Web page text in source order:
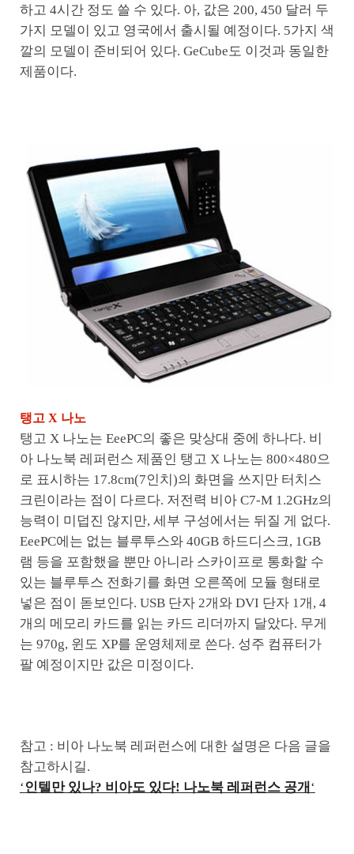
하고 4시간 정도 쓸 수 있다. 아, 값은 200, 450 달러 두
가지 모델이 있고 영국에서 출시될 예정이다. 5가지 색
깔의 모델이 준비되어 있다. GeCube도 이것과 동일한
제품이다.
탱고 X 나노
탱고 X 나노는 EeePC의 좋은 맞상대 중에 하나다. 비
아 나노북 레퍼런스 제품인 탱고 X 나노는 800×480으
로 표시하는 17.8cm(7인치)의 화면을 쓰지만 터치스
크린이라는 점이 다르다. 저전력 비아 C7-M 1.2GHz의
능력이 미덥진 않지만, 세부 구성에서는 뒤질 게 없다.
EeePC에는 없는 블루투스와 40GB 하드디스크, 1GB
램 등을 포함했을 뿐만 아니라 스카이프로 통화할 수
있는 블루투스 전화기를 화면 오른쪽에 모듈 형태로
넣은 점이 돋보인다. USB 단자 2개와 DVI 단자 1개, 4
개의 메모리 카드를 읽는 카드 리더까지 달았다. 무게
는 970g, 윈도 XP를 운영체제로 쓴다. 성주 컴퓨터가
팔 예정이지만 값은 미정이다.
참고 : 비아 나노북 레퍼런스에 대한 설명은 다음 글을
참고하시길.
‘인텔만 있나? 비아도 있다! 나노북 레퍼런스 공개 ‘